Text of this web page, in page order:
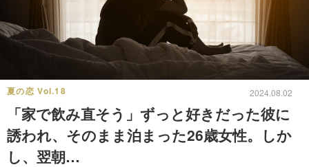
夏の恋 Vol.18 2024.08.02
「家で飲み直そう」ずっと好きだった彼に
誘われ、そのまま泊まった26歳女性。しか
し、翌朝…